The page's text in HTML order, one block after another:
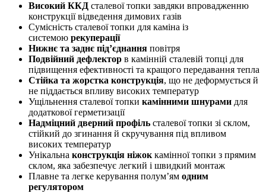
Високий ККД сталевої топки завдяки впровадженню
конструкції відведення димових газів
Сумісність сталевої топки для каміна із
системою рекуперації
Нижнє та заднє під’єднання повітря
Подвійний дефлектор в камінній сталевій топці для
підвищення ефективності та кращого передавання тепла
Стійка та жорстка конструкція, що не деформується й
не піддається впливу високих температур
Ущільнення сталевої топки камінними шнурами для
додаткової герметизації
Надміцний дверний профіль сталевої топки зі склом,
стійкий до згинання й скручування під впливом
високих температур
Унікальна конструкція ніжок камінної топки з прямим
склом, яка забезпечує легкий і швидкий монтаж
Плавне та легке керування полум’ям одним
регулятором